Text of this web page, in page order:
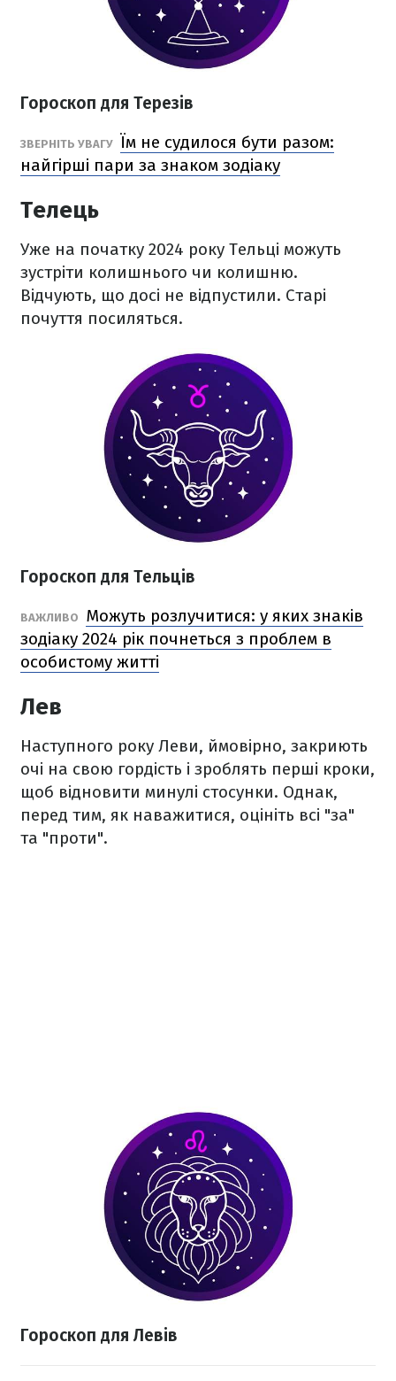
Гороскоп для Терезів
ЗВЕРНІТЬ УВАГУ
Їм не судилося бути разом:
найгірші пари за знаком зодіаку
Телець
Уже на початку 2024 року Тельці можуть
зустріти колишнього чи колишню.
Відчують, що досі не відпустили. Старі
почуття посиляться.
Гороскоп для Тельців
ВАЖЛИВО
Можуть розлучитися: у яких знаків
зодіаку 2024 рік почнеться з проблем в
особистому житті
Лев
Наступного року Леви, ймовірно, закриють
очі на свою гордість і зроблять перші кроки,
щоб відновити минулі стосунки. Однак,
перед тим, як наважитися, оцініть всі "за"
та "проти".
Гороскоп для Левів